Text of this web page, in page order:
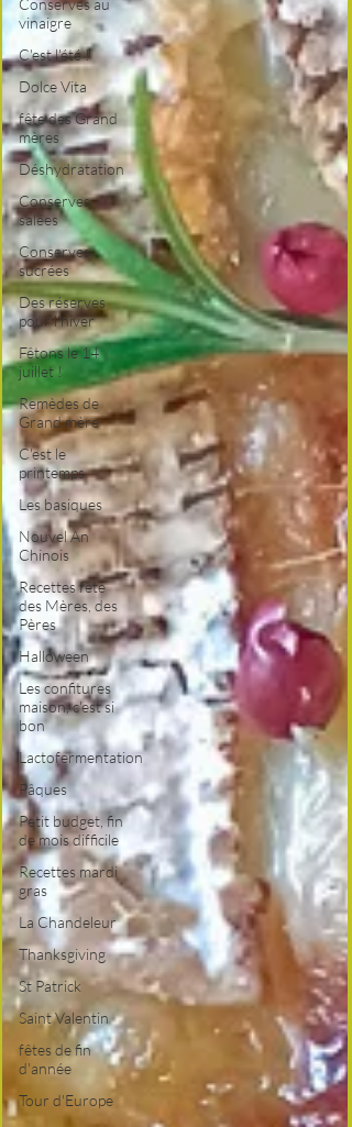
Conserves au
vinaigre
C'est l'été !
Dolce Vita
fête des Grand
mères
Déshydratation
Conserves
salées
Conserves
sucrées
Des réserves
pour l'hiver
Fêtons le 14
juillet !
Remèdes de
Grand mère
C'est le
printemps
Les basiques
Nouvel An
Chinois
Recettes fête
des Mères, des
Pères
Halloween
Les confitures
maison, c'est si
bon
Lactofermentation
Pâques
Petit budget, fin
de mois difficile
Recettes mardi
gras
La Chandeleur
Thanksgiving
St Patrick
Saint Valentin
fêtes de fin
d'année
Tour d'Europe